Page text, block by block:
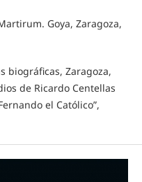
Goya, Zaragoza,
biográficas, Zaragoza,
de Ricardo Centellas
el Católico”,